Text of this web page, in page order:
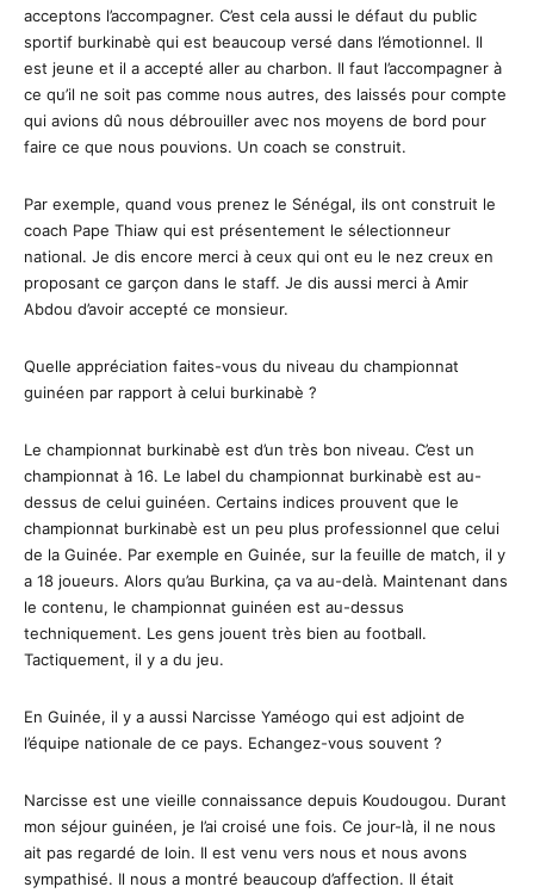
acceptons l’accompagner. C’est cela aussi le défaut du public
sportif burkinabè qui est beaucoup versé dans l’émotionnel. Il
est jeune et il a accepté aller au charbon. Il faut l’accompagner à
ce qu’il ne soit pas comme nous autres, des laissés pour compte
qui avions dû nous débrouiller avec nos moyens de bord pour
faire ce que nous pouvions. Un coach se construit.
Par exemple, quand vous prenez le Sénégal, ils ont construit le
coach Pape Thiaw qui est présentement le sélectionneur
national. Je dis encore merci à ceux qui ont eu le nez creux en
proposant ce garçon dans le staff. Je dis aussi merci à Amir
Abdou d’avoir accepté ce monsieur.
Quelle appréciation faites-vous du niveau du championnat
guinéen par rapport à celui burkinabè ?
Le championnat burkinabè est d’un très bon niveau. C’est un
championnat à 16. Le label du championnat burkinabè est au-
dessus de celui guinéen. Certains indices prouvent que le
championnat burkinabè est un peu plus professionnel que celui
de la Guinée. Par exemple en Guinée, sur la feuille de match, il y
a 18 joueurs. Alors qu’au Burkina, ça va au-delà. Maintenant dans
le contenu, le championnat guinéen est au-dessus
techniquement. Les gens jouent très bien au football.
Tactiquement, il y a du jeu.
En Guinée, il y a aussi Narcisse Yaméogo qui est adjoint de
l’équipe nationale de ce pays. Echangez-vous souvent ?
Narcisse est une vieille connaissance depuis Koudougou. Durant
mon séjour guinéen, je l’ai croisé une fois. Ce jour-là, il ne nous
ait pas regardé de loin. Il est venu vers nous et nous avons
sympathisé. Il nous a montré beaucoup d’affection. Il était